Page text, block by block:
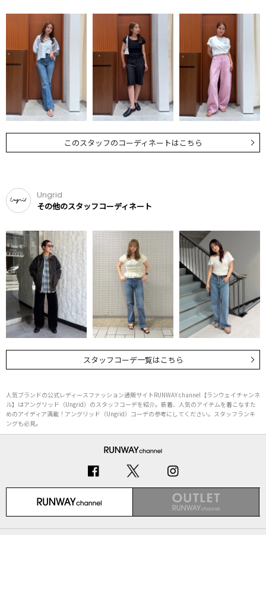
このスタッフのコーディネートはこちら
Ungrid
その他のスタッフコーディネート
スタッフコーデ一覧はこちら
人気ブランドの公式レディースファッション通販サイトRUNWAY channel【ランウェイチャンネ
ル】はアングリッド（Ungrid）のスタッフコーデを紹介。新着、人気のアイテムを着こなすた
めのアイディア満載！アングリッド（Ungrid）コーデの参考にしてください。スタッフランキ
ングも必見。